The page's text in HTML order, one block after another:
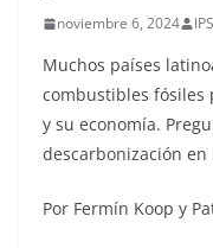
noviembre 6, 2024 IPS
Muchos países
combustibles fósiles
y su economía.
descarbonización en
Por Fermín Koop y